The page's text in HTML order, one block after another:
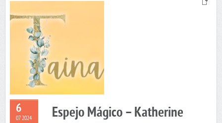
6
07 2024 Espejo Mágico – Katherine